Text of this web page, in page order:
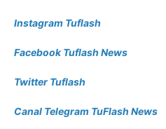
Instagram Tuflash
Facebook Tuflash News
Twitter Tuflash
Canal Telegram TuFlash News